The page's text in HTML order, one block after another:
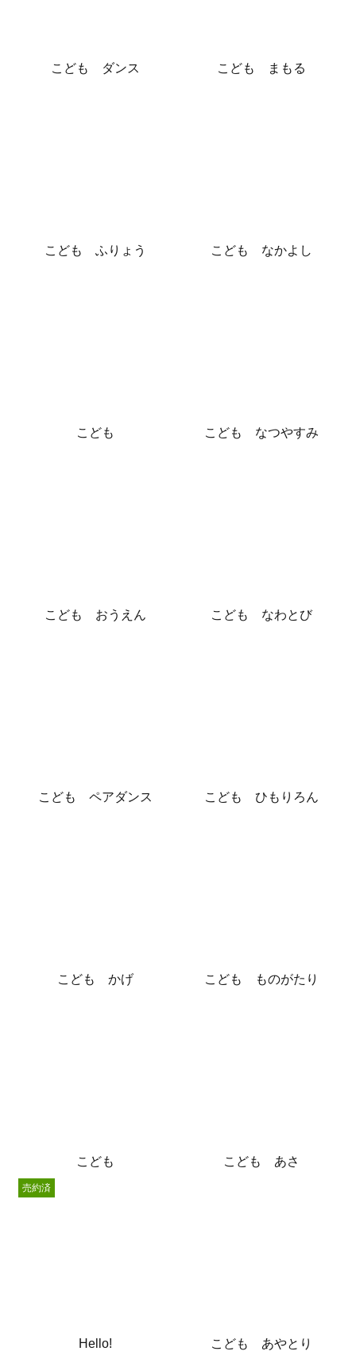
こども ダンス こども まもる
こども ふりょう こども なかよし
こども こども なつやすみ
こども おうえん こども なわとび
こども ペアダンス こども ひもりろん
こども かげ こども ものがたり
こども こども あさ
Hello!
売約済
こども あやとり